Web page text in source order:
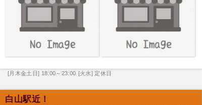
[月木金土日] 18:00～23:00 [火水] 定休日
白山駅近！